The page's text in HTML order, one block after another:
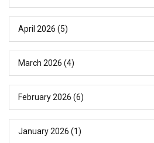
April 2026 (5)
March 2026 (4)
February 2026 (6)
January 2026 (1)